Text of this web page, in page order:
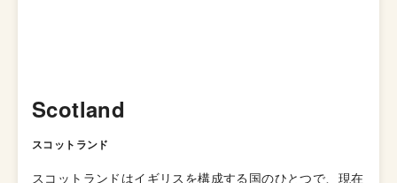
ビールビギナーにオススメのスタイルと言えます。
Scotland
スコットランド
スコットランドはイギリスを構成する国のひとつで、現在